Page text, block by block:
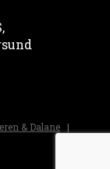
& Dalane |